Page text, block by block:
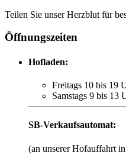
Teilen Sie unser Herzblut für
Öffnungszeiten
Hofladen:
Freitags 10 bis 19
Samstags 9 bis 13
SB-Verkaufs­automat:
(an unserer Hofauffahrt